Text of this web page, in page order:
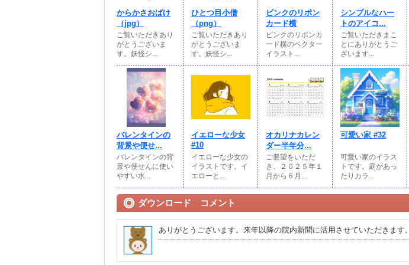
からかさおばけ
（jpg）
ご覧いただきあり
がとうございま
す。妖怪シ...
ひとつ目小僧
（png）
ご覧いただきあり
がとうございま
す。妖怪シ...
ピンクのリボン
カード横
ピンクのリボンカ
ード横のベクター
イラスト...
シンプルなハー
トのアイコ...
ご覧いただきまこ
とにありがとうご
ざいます...
バレンタインの
背景や便せ...
バレンタインの背
景や便せんに使い
やすい水...
イエローな少女
#10
イエローな少女の
イラストです。イ
エローと...
オカリナカレン
ダー半年分...
ご要望をいただ
き、２０２５年１
月から６月...
可愛い家 #32
可愛い家のイラス
トです。庭があっ
たりカラ...
ダウンロード コメント
ありがとうございます。来年以降の院内新聞に活用させていただきます。